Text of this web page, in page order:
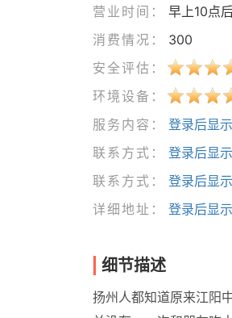
营业时间：
早上10点
消费情况：
300
安全评估：
环境设备：
服务内容：
登录后显示
联系方式：
登录后显示
联系方式：
登录后显示
详细地址：
登录后显示
细节描述
扬州人都知道原来江阳